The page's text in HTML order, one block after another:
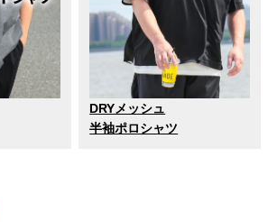
DRYメッシュ
半袖ポロシャツ